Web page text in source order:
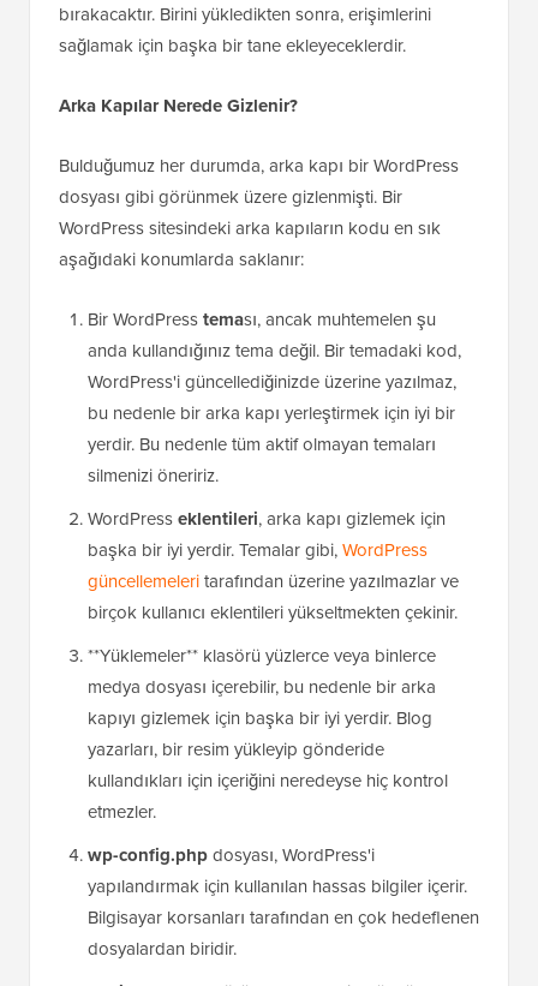
bırakacaktır. Birini yükledikten sonra, erişimlerini
sağlamak için başka bir tane ekleyeceklerdir.
Arka Kapılar Nerede Gizlenir?
Bulduğumuz her durumda, arka kapı bir WordPress
dosyası gibi görünmek üzere gizlenmişti. Bir
WordPress sitesindeki arka kapıların kodu en sık
aşağıdaki konumlarda saklanır:
Bir WordPressteması, ancak muhtemelen şu
anda kullandığınız tema değil. Bir temadaki kod,
WordPress'i güncellediğinizde üzerine yazılmaz,
bu nedenle bir arka kapı yerleştirmek için iyi bir
yerdir. Bu nedenle tüm aktif olmayan temaları
silmenizi öneririz.
WordPresseklentileri, arka kapı gizlemek için
başka bir iyi yerdir. Temalar gibi,WordPress
güncellemeleritarafından üzerine yazılmazlar ve
birçok kullanıcı eklentileri yükseltmekten çekinir.
**Yüklemeler** klasörü yüzlerce veya binlerce
medya dosyası içerebilir, bu nedenle bir arka
kapıyı gizlemek için başka bir iyi yerdir. Blog
yazarları, bir resim yükleyip gönderide
kullandıkları için içeriğini neredeyse hiç kontrol
etmezler.
wp-config.phpdosyası, WordPress'i
yapılandırmak için kullanılan hassas bilgiler içerir.
Bilgisayar korsanları tarafından en çok hedeflenen
dosyalardan biridir.